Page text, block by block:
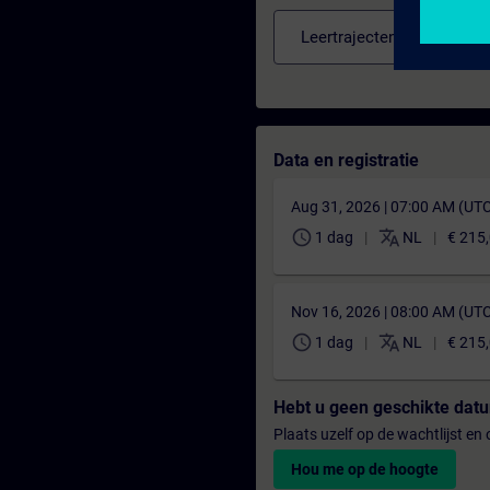
Leertrajecten
Data en registratie
Aug 31, 2026 | 07:00 AM
schedule 1 dag translate NL €
Nov 16, 2026 | 08:00 AM
schedule 1 dag translate NL €
Hebt u geen geschikte
Plaats uzelf op de wachtlijst en
Hou me op de hoogte